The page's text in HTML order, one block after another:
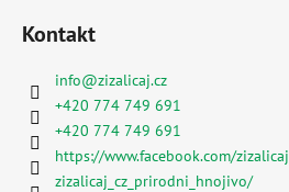
Kontakt
info@zizalicaj.cz
+420 774 749 691
+420 774 749 691
https://www.facebook.com/zizalicaj
zizalicaj_cz_prirodni_hnojivo/